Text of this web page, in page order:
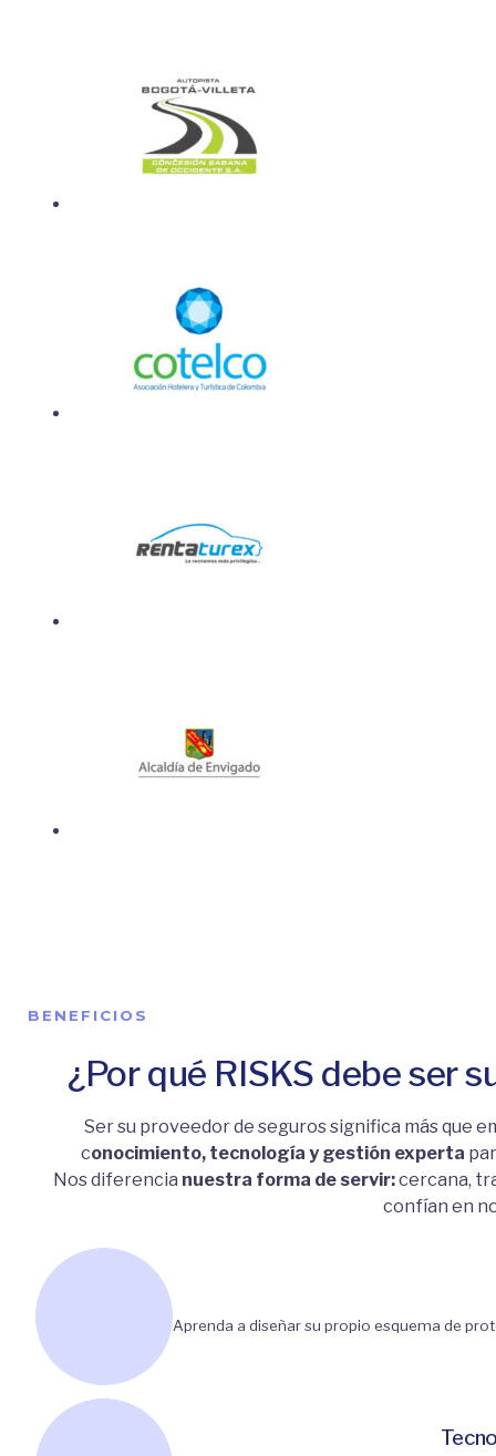
BENEFICIOS
¿Por qué RISKS debe ser
Ser su proveedor de seguros significa más que
conocimiento, tecnología y gestión experta
Nos diferencia nuestra forma de servir:cercana,
confían en
Aprenda a diseñar su propio esquema de